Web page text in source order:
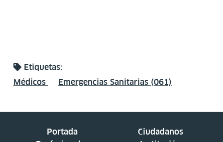
Etiquetas:
Médicos
Emergencias Sanitarias (061)
Portada
Ciudadanos